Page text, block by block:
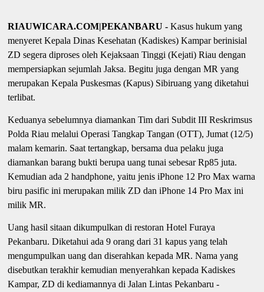
RIAUWICARA.COM|PEKANBARU - Kasus hukum yang
menyeret Kepala Dinas Kesehatan (Kadiskes) Kampar berinisial
ZD segera diproses oleh Kejaksaan Tinggi (Kejati) Riau dengan
mempersiapkan sejumlah Jaksa. Begitu juga dengan MR yang
merupakan Kepala Puskesmas (Kapus) Sibiruang yang diketahui
terlibat.
Keduanya sebelumnya diamankan Tim dari Subdit III Reskrimsus
Polda Riau melalui Operasi Tangkap Tangan (OTT), Jumat (12/5)
malam kemarin. Saat tertangkap, bersama dua pelaku juga
diamankan barang bukti berupa uang tunai sebesar Rp85 juta.
Kemudian ada 2 handphone, yaitu jenis iPhone 12 Pro Max warna
biru pasific ini merupakan milik ZD dan iPhone 14 Pro Max ini
milik MR.
Uang hasil sitaan dikumpulkan di restoran Hotel Furaya
Pekanbaru. Diketahui ada 9 orang dari 31 kapus yang telah
mengumpulkan uang dan diserahkan kepada MR. Nama yang
disebutkan terakhir kemudian menyerahkan kepada Kadiskes
Kampar, ZD di kediamannya di Jalan Lintas Pekanbaru -